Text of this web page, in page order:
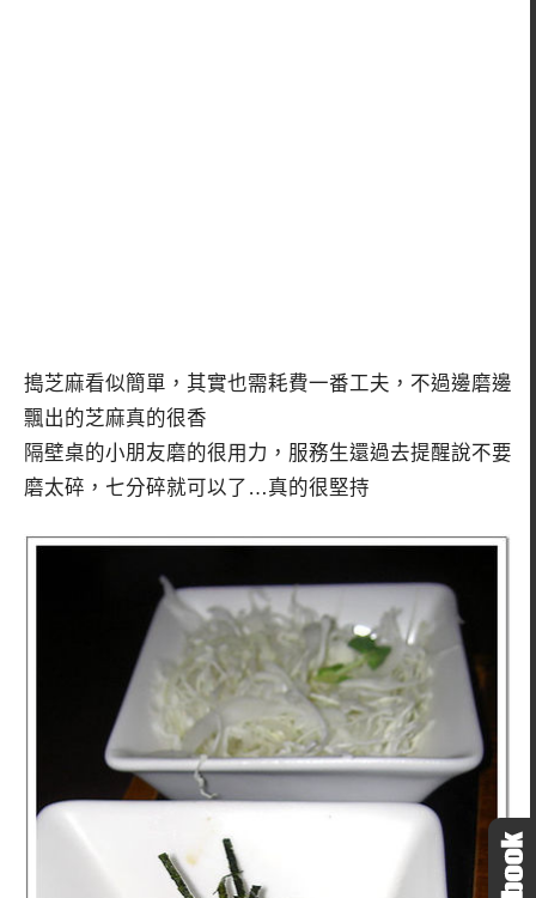
搗芝麻看似簡單，其實也需耗費一番工夫，不過邊磨邊
飄出的芝麻真的很香
隔壁桌的小朋友磨的很用力，服務生還過去提醒說不要
磨太碎，七分碎就可以了…真的很堅持